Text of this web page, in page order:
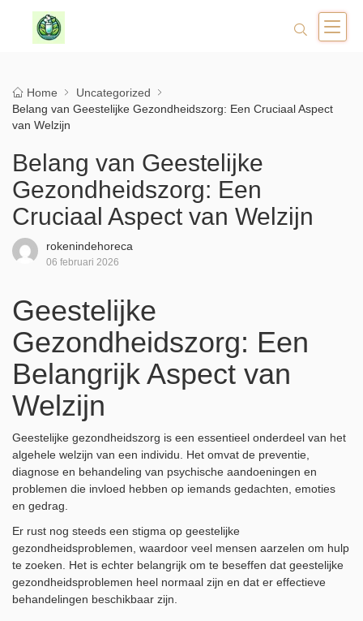
Home
Uncategorized
Belang van Geestelijke Gezondheidszorg: Een Cruciaal Aspect
van Welzijn
Belang van Geestelijke
Gezondheidszorg: Een
Cruciaal Aspect van Welzijn
rokenindehoreca
06 februari 2026
Geestelijke
Gezondheidszorg: Een
Belangrijk Aspect van
Welzijn
Geestelijke gezondheidszorg is een essentieel onderdeel van het
algehele welzijn van een individu. Het omvat de preventie,
diagnose en behandeling van psychische aandoeningen en
problemen die invloed hebben op iemands gedachten, emoties
en gedrag.
Er rust nog steeds een stigma op geestelijke
gezondheidsproblemen, waardoor veel mensen aarzelen om hulp
te zoeken. Het is echter belangrijk om te beseffen dat geestelijke
gezondheidsproblemen heel normaal zijn en dat er effectieve
behandelingen beschikbaar zijn.